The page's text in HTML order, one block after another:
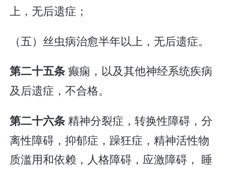
上，无后遗症；
（五）丝虫病治愈半年以上，无后遗症。
第二十五条癫痫，以及其他神经系统疾病
及后遗症，不合格。
第二十六条精神分裂症，转换性障碍，分
离性障碍，抑郁症，躁狂症，精神活性物
质滥用和依赖，人格障碍，应激障碍， 睡